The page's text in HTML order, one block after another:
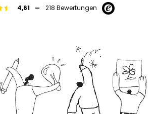
4,61 - 218 Bewertungen